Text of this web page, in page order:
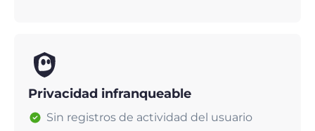
Privacidad infranqueable
Sin registros de actividad del usuario